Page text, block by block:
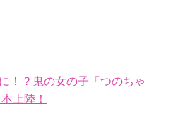
！？鬼の女の子「つのちゃ
上陸！